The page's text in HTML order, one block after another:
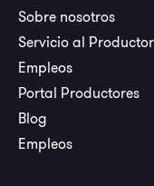
Sobre nosotros
Servicio al Productor
Empleos
Portal Productores
Blog
Empleos